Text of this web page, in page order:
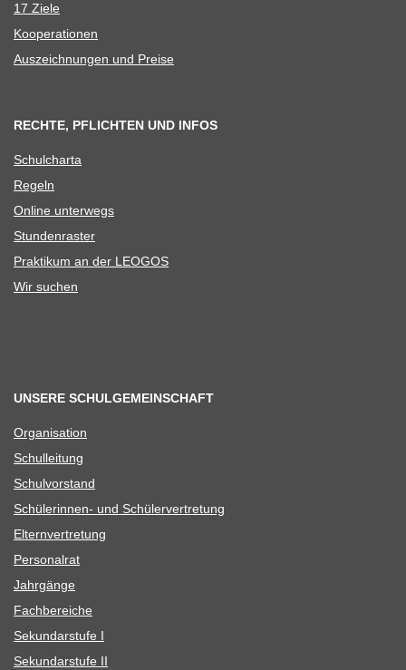
17 Ziele
Koope­ra­tio­nen
Aus­zeich­nun­gen und Preise
RECHTE, PFLICHTEN UND INFOS
Schul­charta
Regeln
Online unter­wegs
Stun­den­ras­ter
Prak­ti­kum an der LEOGOS
Wir suchen
UNSERE SCHULGEMEINSCHAFT
Orga­ni­sa­tion
Schul­lei­tung
Schul­vor­stand
Schü­le­rin­nen- und Schülervertretung
Eltern­ver­tre­tung
Per­so­nal­rat
Jahr­gänge
Fach­be­rei­che
Sekun­dar­stufe I
Sekun­dar­stufe II